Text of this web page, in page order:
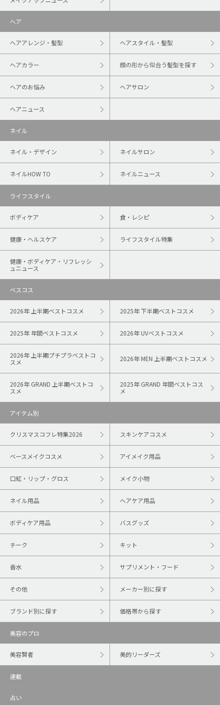
ヘア
ヘアアレンジ・髪型 ヘアスタイル・髪型
ヘアカラー 顔の形から似合う髪型を探す
ヘアのお悩み ヘアサロン
ヘアニュース
ネイル
ネイル・デザイン ネイルサロン
ネイルHOW TO ネイルニュース
ライフスタイル
ボディケア 食・レシピ
健康・ヘルスケア ライフスタイル特集
健康・ボディケア・リフレッシ
ュニュース
ベスコス
2026年 上半期ベストコスメ 2025年 下半期ベストコスメ
2025年 年間ベストコスメ 2026年 UVベストコスメ
2026年 上半期プチプラベストコ
スメ
2026年 MEN 上半期ベストコスメ
2026年 GRAND 上半期ベストコ
スメ
2025年 GRAND 年間ベストコス
メ
アイテム別
クリスマスコフレ特集2026 スキンケアコスメ
ベースメイクコスメ アイメイク用品
口紅・リップ・グロス メイク小物
ネイル用品 ヘアケア用品
ボディケア用品 バスグッズ
チーク キット
香水 サプリメント・フード
その他 メーカー別に探す
ブランド別に探す 価格帯から探す
美容のプロ
美容賢者 美的リーダーズ
連載
占い